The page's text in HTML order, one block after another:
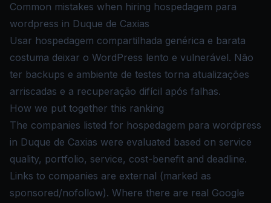
Common mistakes when hiring hospedagem para
wordpress in Duque de Caxias
Usar hospedagem compartilhada genérica e barata
costuma deixar o WordPress lento e vulnerável. Não
ter backups e ambiente de testes torna atualizações
arriscadas e a recuperação difícil após falhas.
How we put together this ranking
The companies listed for hospedagem para wordpress
in Duque de Caxias were evaluated based on service
quality, portfolio, service, cost-benefit and deadline.
Links to companies are external (marked as
sponsored/nofollow). Where there are real Google